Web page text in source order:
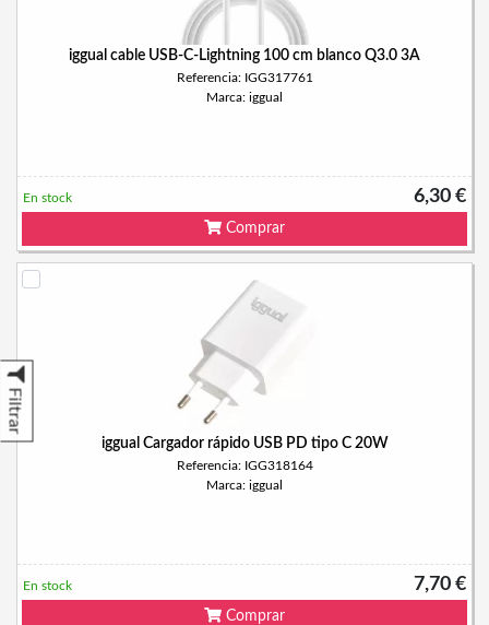
Filtrar
iggual cable USB-C-Lightning 100 cm blanco Q3.0 3A
Referencia: IGG317761
Marca: iggual
6,30 €
En stock
Comprar
iggual Cargador rápido USB PD tipo C 20W
Referencia: IGG318164
Marca: iggual
7,70 €
En stock
Comprar